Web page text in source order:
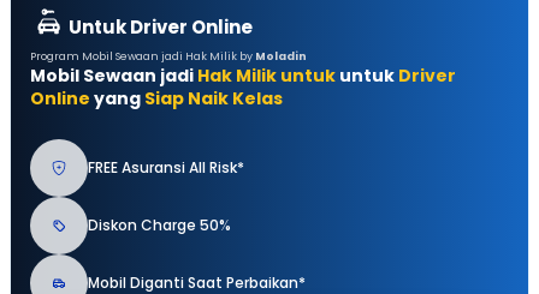
Untuk Driver Online
Program Mobil Sewaan jadi Hak Milik by Moladin
Mobil Sewaan jadi Hak Milik untuk untuk Driver
Online yang Siap Naik Kelas
FREE Asuransi All Risk*
Diskon Charge 50%
Mobil Diganti Saat Perbaikan*